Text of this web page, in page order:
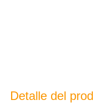
Detalle del